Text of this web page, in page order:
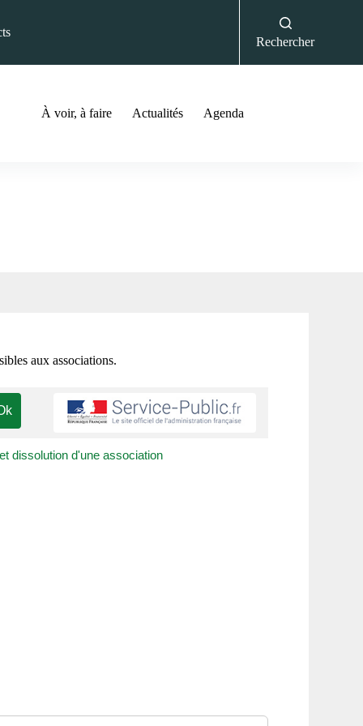
Rechercher
À voir, à faire Actualités Agenda
aux associations.
dissolution d'une association